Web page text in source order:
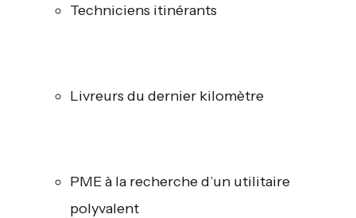
Techniciens itinérants
Livreurs du dernier kilomètre
PME à la recherche d’un utilitaire
polyvalent